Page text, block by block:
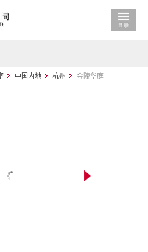
中国内地 杭州 金陵华庭